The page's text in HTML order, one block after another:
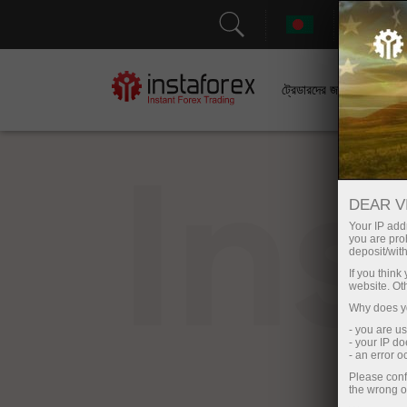
ট্রেডারদের জন্য
DEAR
Your IP
you are
deposit/
If you
website.
Why does
- you are
- your IP
- an error
Please
the wrong